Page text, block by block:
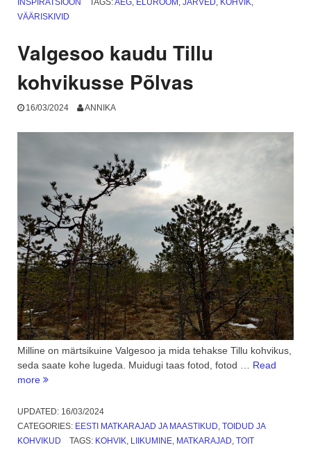
ümber
Pühajärve”
INSPIRATSIOON
TAGS:AEG, ELURÕÕM , JÄRVED, KOHVIK,
VÄÄRISKIVID
Valgesoo kaudu Tillu
kohvikusse Põlvas
16/03/2024 ANNIKA
Milline on märtsikuine Valgesoo ja mida tehakse Tillu kohvikus,
seda saate kohe lugeda. Muidugi taas fotod, fotod … Read
more “Valgesoo
Tillu
kohvikusse
Põlvas”
UPDATED: 16/03/2024
CATEGORIES: EESTI MATKARAJAD JA MAASTIKUD, TOIDUD JA
KOHVIKUD
TAGS: KOHVIK, LIIKUMINE, MATKARAJAD, TOIT